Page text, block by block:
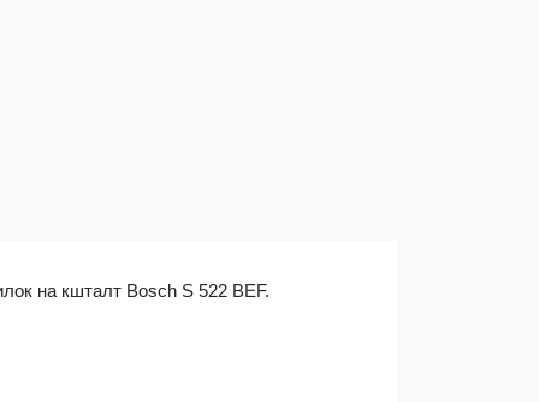
на кшталт Bosch S 522 BEF.